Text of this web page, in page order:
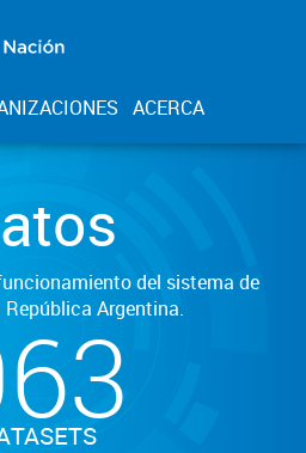
ACERCA
del sistema de
Argentina.